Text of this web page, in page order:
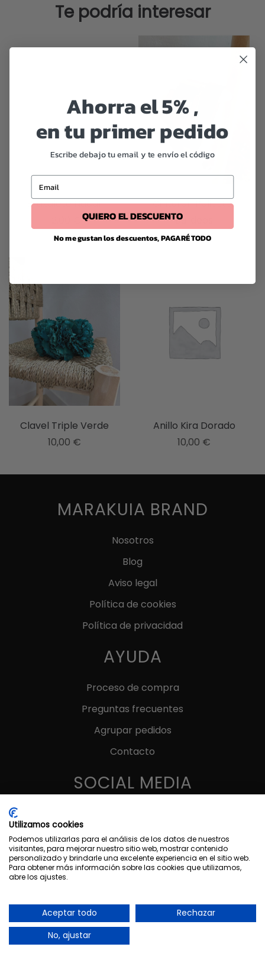
Te podría interesar
Brazalete Nácar
Cinturón Poliéster
Burdeos
12,00€
Clavel Triple Verde
10,00 €
producto
múltiples
variantes.
Anillo Kira Dorado
10,00 €
MARAKUIA BRAND
Nosotros
Blog
Aviso legal
Política de cookies
Política de privacidad
AYUDA
Proceso de compra
Preguntas frecuentes
Agrupar pedidos
Contacto
SOCIAL MEDIA
MÉTODOS DE PAGO
MARAKUIA © 2025 | Diseñado por
Utilizamos cookies
Podemos utilizarlas para el análisis de los datos de nuestros
visitantes, para mejorar nuestro sitio web, mostrar contenido
personalizado y brindarle una excelente experiencia en el sitio web.
Para obtener más información sobre las cookies que utilizamos,
abre los ajustes.
Aceptar todo
Rechazar
No, ajustar
Ahorra el 5% ,
en tu primer pedido
Escribe debajo tu email y te envío el código
Email
QUIERO EL DESCUENTO
No me gustan los descuentos, PAGARÉ TODO